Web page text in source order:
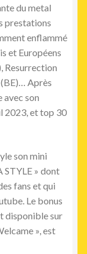
du metal
prestations
enflammé
et Européens
Resurrection
(BE)… Après
avec son
2023, et top 30
son mini
» dont
fans et qui
Le bonus
disponible sur
», est